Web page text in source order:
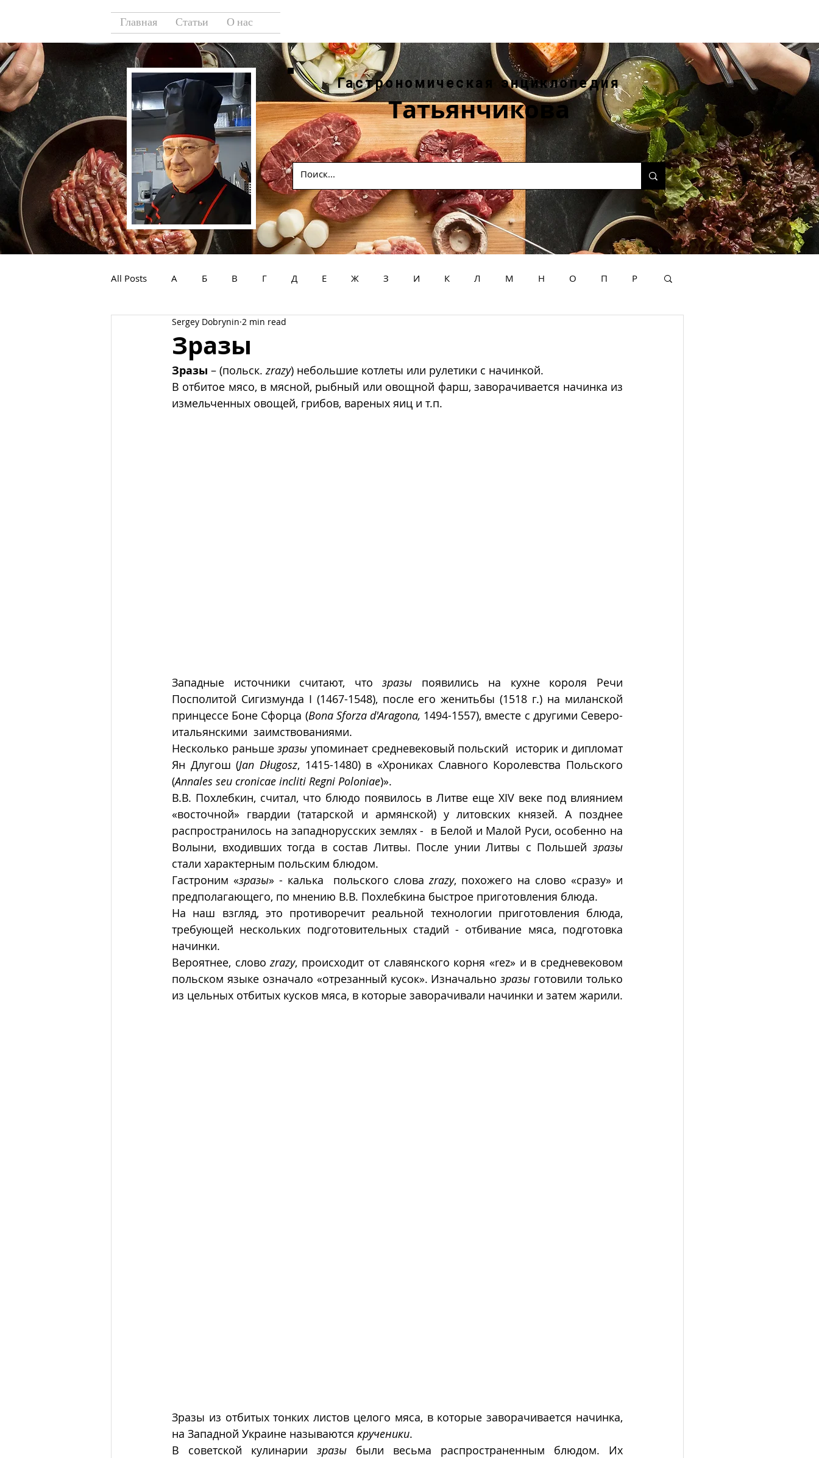
Главная Статьи О нас
Гастрономическая энциклопедия
Татьянчикова
All Posts А Б В Г Д Е Ж З И К Л М Н О П Р
У Ф Х
Зразы
Sergey Dobrynin 2 min read
Зразы – (польск. zrazy) небольшие котлеты или рулетики с начинкой.
В отбитое мясо, в мясной, рыбный или овощной фарш, заворачивается начинка из
измельченных овощей, грибов, вареных яиц и т.п.
Западные источники считают, что зразы появились на кухне короля Речи
Посполитой Сигизмунда I (1467-1548), после его женитьбы (1518 г.) на миланской
принцессе Боне Сфорца (Bona Sforza d'Aragona, 1494-1557), вместе с другими Северо-
итальянскими  заимствованиями.
Несколько раньше зразы упоминает средневековый польский  историк и дипломат
Ян Длугош (Jan Długosz, 1415-1480) в «Хрониках Славного Королевства Польского
(Annales seu cronicae incliti Regni Poloniae)».
В.В. Похлебкин, считал, что блюдо появилось в Литве еще XIV веке под влиянием
«восточной» гвардии (татарской и армянской) у литовских князей. А позднее
распространилось на западнорусских землях -  в Белой и Малой Руси, особенно на
Волыни, входивших тогда в состав Литвы. После унии Литвы с Польшей зразы
стали характерным польским блюдом.
Гастроним «зразы» - калька  польского слова zrazy, похожего на слово «сразу» и
предполагающего, по мнению В.В. Похлебкина быстрое приготовления блюда.
На наш взгляд, это противоречит реальной технологии приготовления блюда,
требующей нескольких подготовительных стадий - отбивание мяса, подготовка
начинки.
Вероятнее, слово zrazy, происходит от славянского корня «rez» и в средневековом
польском языке означало «отрезанный кусок». Изначально зразы готовили только
Зразы из отбитых тонких листов целого мяса, в которые заворачивается начинка,
на Западной Украине называются крученики.
В советской кулинарии зразы были весьма распространенным блюдом. Их